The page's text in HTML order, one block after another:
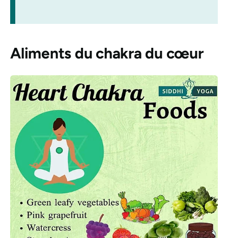
Aliments du chakra du cœur